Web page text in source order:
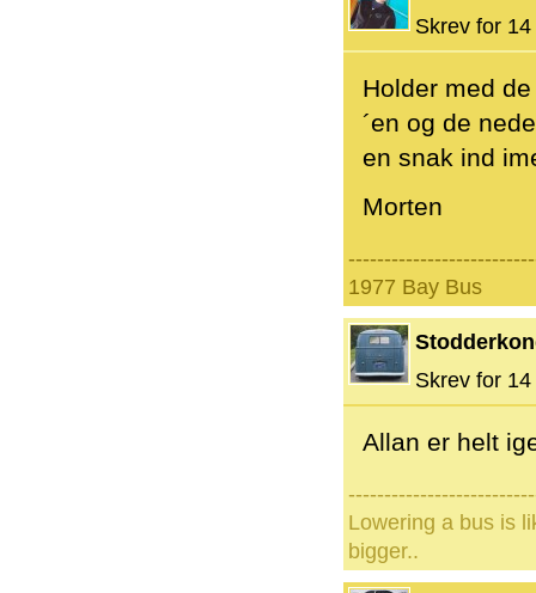
Skrev for
Holder med
´en og de
en snak ind
Morten
1977 Bay Bus
Skrev for
Allan er helt
Lowering a bus is
bigger..